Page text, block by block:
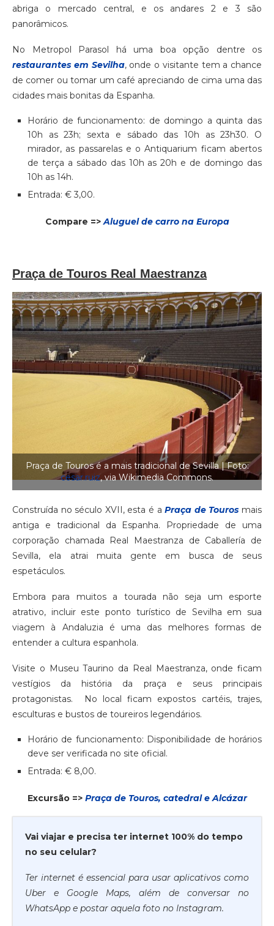
abriga o mercado central, e os andares 2 e 3 são
panorâmicos.
No Metropol Parasol há uma boa opção dentre os
restaurantes em Sevilha, onde o visitante tem a chance
de comer ou tomar um café apreciando de cima uma das
cidades mais bonitas da Espanha.
Horário de funcionamento: de domingo a quinta das
10h as 23h; sexta e sábado das 10h as 23h30. O
mirador, as passarelas e o Antiquarium ficam abertos
de terça a sábado das 10h as 20h e de domingo das
10h as 14h.
Entrada: € 3,00.
Compare =>Aluguel de carro na Europa
Praça de Touros Real Maestranza
Praça de Touros é a mais tradicional de Sevilla | Foto:
cesar.ruiz, via Wikimedia Commons.
Construída no século XVII, esta é aPraça de Touros mais
antiga e tradicional da Espanha. Propriedade de uma
corporação chamada Real Maestranza de Caballería de
Sevilla, ela atrai muita gente em busca de seus
espetáculos.
Embora para muitos a tourada não seja um esporte
atrativo, incluir este ponto turístico de Sevilha em sua
viagem à Andaluzia é uma das melhores formas de
entender a cultura espanhola.
Visite o Museu Taurino da Real Maestranza, onde ficam
vestígios da história da praça e seus principais
protagonistas. No local ficam expostos cartéis, trajes,
esculturas e bustos de toureiros legendários.
Horário de funcionamento: Disponibilidade de horários
deve ser verificada no site oficial.
Entrada: € 8,00.
Excursão => Praça de Touros, catedral e Alcázar
Vai viajar e precisa ter internet 100% do tempo
no seu celular?
Ter internet é essencial para usar aplicativos como
Uber e Google Maps, além de conversar no
WhatsApp e postar aquela foto no Instagram.